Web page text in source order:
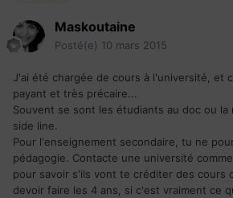
Maskoutaine
Posté(e) 10 mars 2015
J'ai été chargée de cours à l'université, et
payant et très précaire...
Souvent se sont les étudiants au doc ou la
side line.
Pour l'enseignement secondaire, tu ne
pédagogie. Contacte une université
pour savoir s'ils vont te créditer des cours
devoir faire les 4 ans, si c'est vraiment ce